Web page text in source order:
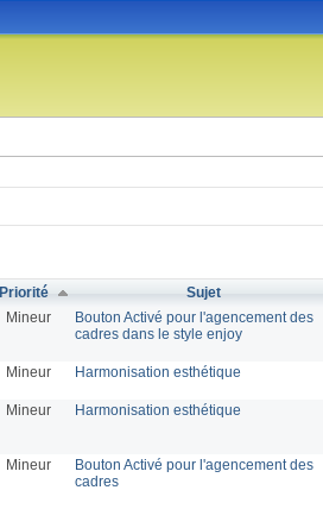
Priorité Sujet
Mineur
Bouton Activé pour l'agencement des
cadres dans le style enjoy
Mineur Harmonisation esthétique
Mineur Harmonisation esthétique
Mineur
Bouton Activé pour l'agencement des
cadres